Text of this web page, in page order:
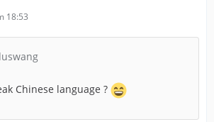
18:53
Chinese language ?